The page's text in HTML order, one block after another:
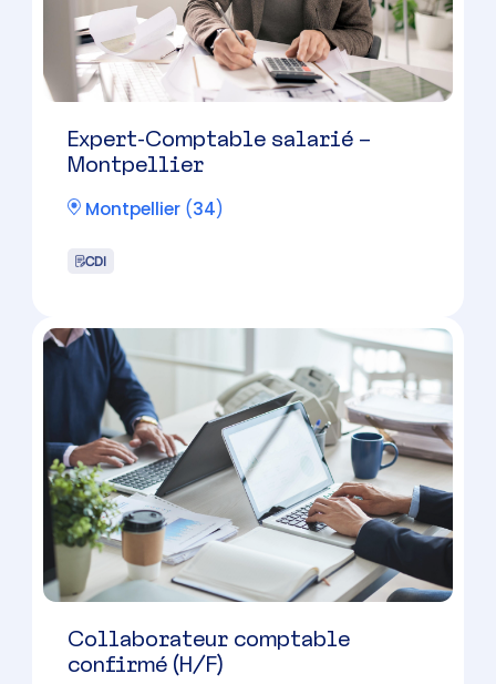
Collaborateur comptable (H/F)
Baillargues 34)
CDI